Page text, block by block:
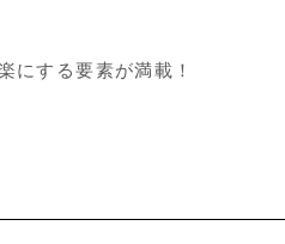
にする要素が満載！